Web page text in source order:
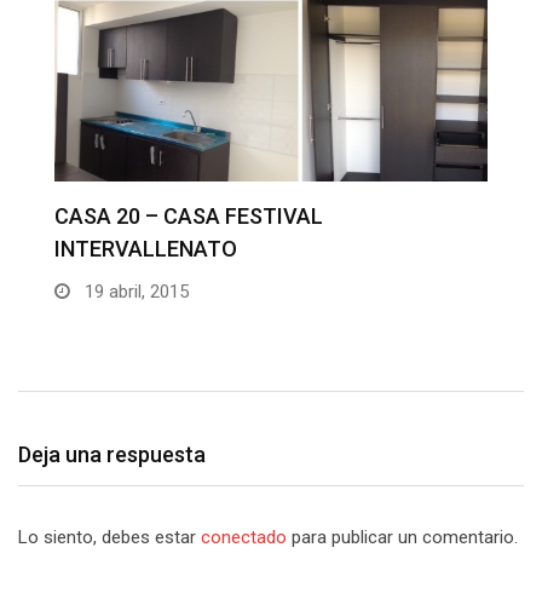
CASA 19 – CASAS FESTIVAL
INTERVALLENATO
Deja una respuesta
Lo siento, debes estar conectado para publicar un comentario.